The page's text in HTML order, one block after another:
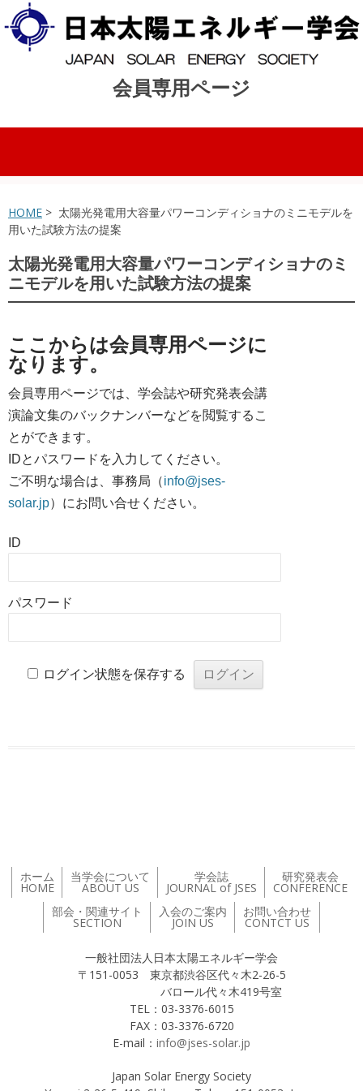
会員専用ページ
コンテンツへスキップ
HOME > 太陽光発電用大容量パワーコンディショナのミニモデルを
用いた試験方法の提案
太陽光発電用大容量パワーコンディショナのミ
ニモデルを用いた試験方法の提案
ここからは会員専用ページに
なります。
会員専用ページでは、学会誌や研究発表会講
演論文集のバックナンバーなどを閲覧するこ
とができます。
IDとパスワードを入力してください。
ご不明な場合は、事務局（info@jses-
solar.jp）にお問い合せください。
ID
パスワード
ログイン状態を保存する
ホーム
HOME
当学会について
ABOUT US
学会誌
JOURNAL of JSES
研究発表会
CONFERENCE
部会・関連サイト
SECTION
入会のご案内
JOIN US
お問い合わせ
CONTCT US
一般社団法人日本太陽エネルギー学会
〒151-0053 東京都渋谷区代々木2-26-5
バロール代々木419号室
TEL：03-3376-6015
FAX：03-3376-6720
E-mail： info@jses-solar.jp
Japan Solar Energy Society